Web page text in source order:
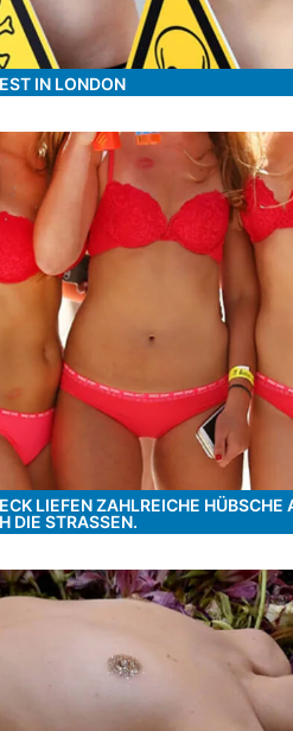
IN LONDON
LIEFEN ZAHLREICHE HÜBSCHE
DIE STRASSEN.